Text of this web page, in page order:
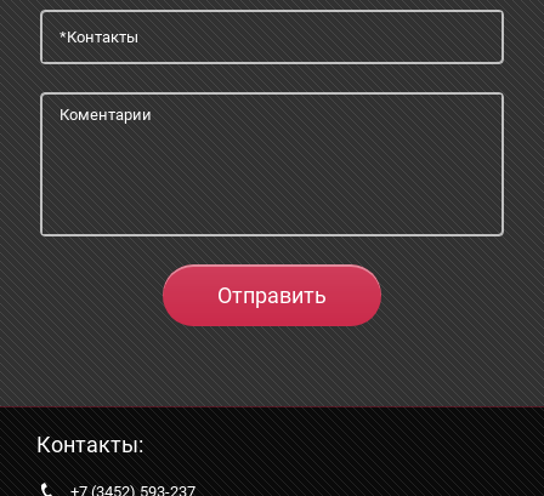
Отправить
Контакты:
+7 (3452) 593-237